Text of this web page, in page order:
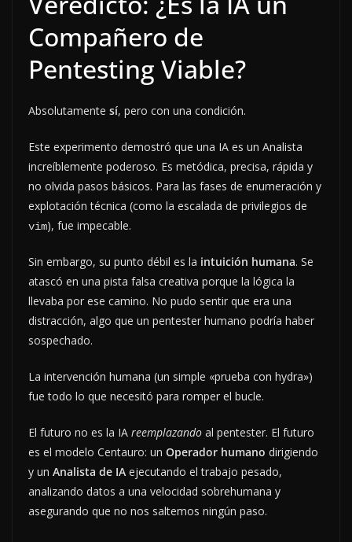
Compañero de
Pentesting Viable?
Absolutamente sí, pero con una condición.
Este experimento demostró que una IA es un Analista
increíblemente poderoso. Es metódica, precisa, rápida y
no olvida pasos básicos. Para las fases de enumeración y
explotación técnica (como la escalada de privilegios de
vim), fue impecable.
Sin embargo, su punto débil es la intuición humana. Se
atascó en una pista falsa creativa porque la lógica la
llevaba por ese camino. No pudo sentir que era una
distracción, algo que un pentester humano podría haber
sospechado.
La intervención humana (un simple «prueba con hydra»)
fue todo lo que necesitó para romper el bucle.
El futuro no es la IA reemplazando al pentester. El futuro
es el modelo Centauro: un Operador humano dirigiendo
y un Analista de IA ejecutando el trabajo pesado,
analizando datos a una velocidad sobrehumana y
asegurando que no nos saltemos ningún paso.